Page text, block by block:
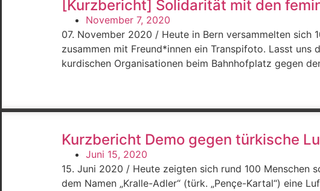
[Kurzbericht] Solidarität mit den
November 7, 2020
07. November 2020 / Heute in Bern versammelten sich
zusammen mit Freund*innen ein Transpifoto. Lasst
kurdischen Organisationen beim Bahnhofplatz gegen
Kurzbericht Demo gegen türkische
Juni 15, 2020
15. Juni 2020 / Heute zeigten sich rund 100 Menschen
dem Namen „Kralle-Adler“ (türk. „Pençe-Kartal“) eine